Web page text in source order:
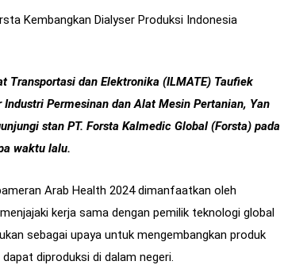
Transportasi dan Elektronika (ILMATE) Taufiek
Permesinan dan Alat Mesin Pertanian, Yan
stan PT. Forsta Kalmedic Global (Forsta) pada
waktu lalu.
Arab Health 2024 dimanfaatkan oleh
kerja sama dengan pemilik teknologi global
sebagai upaya untuk mengembangkan produk
diproduksi di dalam negeri.